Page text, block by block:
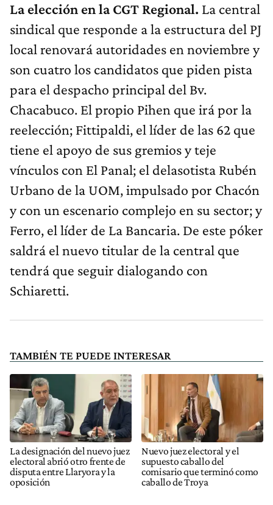
La elección en la CGT Regional. La central
sindical que responde a la estructura del PJ
local renovará autoridades en noviembre y
son cuatro los candidatos que piden pista
para el despacho principal del Bv.
Chacabuco. El propio Pihen que irá por la
reelección; Fittipaldi, el líder de las 62 que
tiene el apoyo de sus gremios y teje
vínculos con El Panal; el delasotista Rubén
Urbano de la UOM, impulsado por Chacón
y con un escenario complejo en su sector; y
Ferro, el líder de La Bancaria. De este póker
saldrá el nuevo titular de la central que
tendrá que seguir dialogando con
Schiaretti.
TAMBIÉN TE PUEDE INTERESAR
La designación del nuevo juez
electoral abrió otro frente de
disputa entre Llaryora y la
oposición
Nuevo juez electoral y el
supuesto caballo del
comisario que terminó como
caballo de Troya